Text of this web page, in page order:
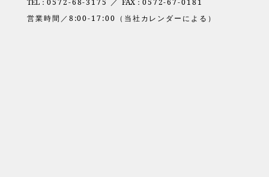
営業時間／8:00-17:00（当社カレンダーによる）